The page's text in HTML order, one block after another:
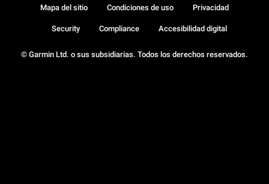
© Garmin Ltd. o sus subsidiarias. Todos los derechos reservados.
Mapa del sitio Condiciones de uso Privacidad
Security Compliance Accesibilidad digital